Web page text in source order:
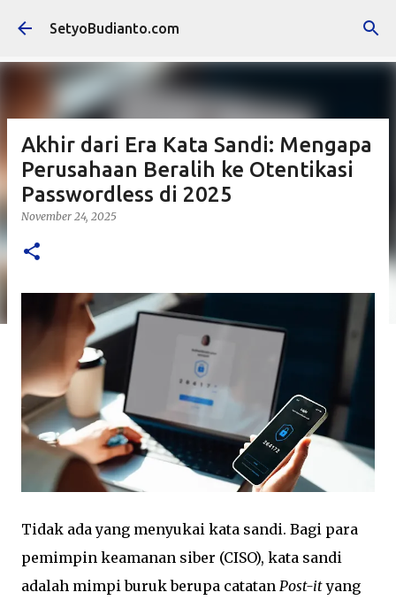
Langsung ke konten utama
SetyoBudianto.com
Akhir dari Era Kata Sandi: Mengapa
Perusahaan Beralih ke Otentikasi
Passwordless di 2025
November 24, 2025
Tidak ada yang menyukai kata sandi. Bagi para
pemimpin keamanan siber (CISO), kata sandi
adalah mimpi buruk berupa catatan Post-ityang